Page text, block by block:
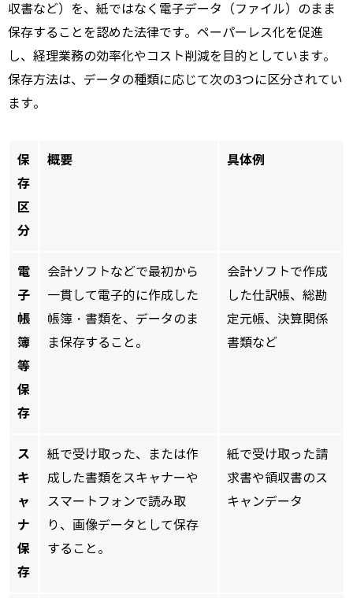
収書など）を、紙ではなく電子データ（ファイル）のまま
保存することを認めた法律です。ペーパーレス化を促進
し、経理業務の効率化やコスト削減を目的としています。
保存方法は、データの種類に応じて次の3つに区分されてい
ます。
保
存
区
分
概要 具体例
電
子
帳
簿
等
保
存
会計ソフトなどで最初から
一貫して電子的に作成した
帳簿・書類を、データのま
ま保存すること。
会計ソフトで作成
した仕訳帳、総勘
定元帳、決算関係
書類など
ス
キ
ャ
ナ
保
存
紙で受け取った、または作
成した書類をスキャナーや
スマートフォンで読み取
り、画像データとして保存
すること。
紙で受け取った請
求書や領収書のス
キャンデータ